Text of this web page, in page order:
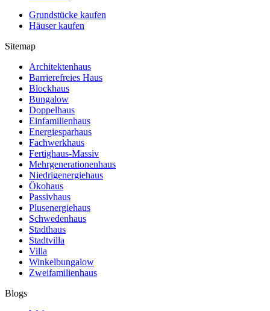
Grundstücke kaufen
Häuser kaufen
Sitemap
Architektenhaus
Barrierefreies Haus
Blockhaus
Bungalow
Doppelhaus
Einfamilienhaus
Energiesparhaus
Fachwerkhaus
Fertighaus-Massiv
Mehrgenerationenhaus
Niedrigenergiehaus
Ökohaus
Passivhaus
Plusenergiehaus
Schwedenhaus
Stadthaus
Stadtvilla
Villa
Winkelbungalow
Zweifamilienhaus
Blogs